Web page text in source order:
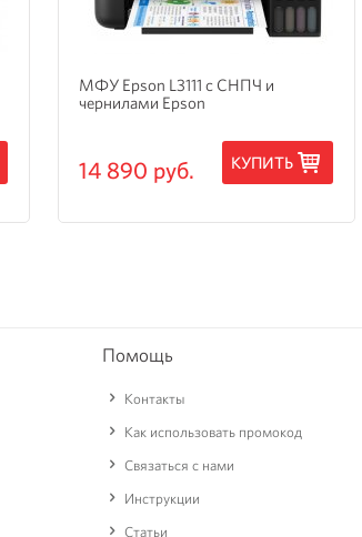
МФУ Epson L3111 с СНПЧ и
чернилами Epson
14 890 руб. КУПИТЬ
Помощь
Контакты
Как использовать промокод
Связаться с нами
Инструкции
Статьи